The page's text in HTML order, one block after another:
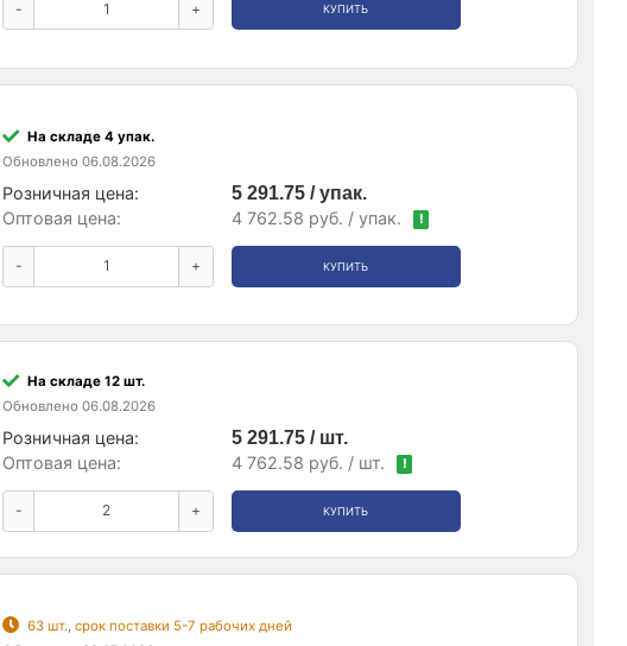
- + КУПИТЬ
На складе 4 упак.
Обновлено 06.08.2026
Розничная цена:
5 291.75 / упак.
Оптовая цена:
4 762.58 руб. / упак. !
- + КУПИТЬ
На складе 12 шт.
Обновлено 06.08.2026
Розничная цена:
5 291.75 / шт.
Оптовая цена:
4 762.58 руб. / шт. !
- + КУПИТЬ
63 шт., срок поставки 5-7 рабочих дней